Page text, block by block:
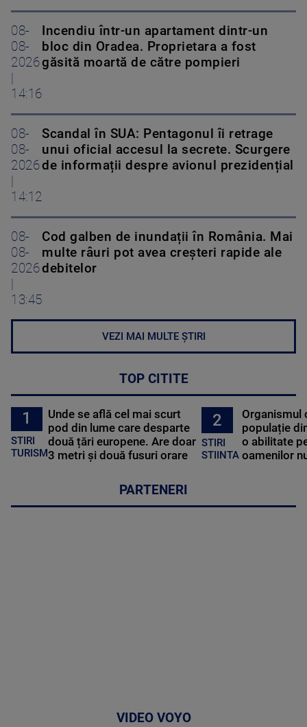
08-
08-
2026
14:16
Incendiu într-un apartament dintr-un
bloc din Oradea. Proprietara a fost
găsită moartă de către pompieri
08-
08-
2026
14:12
Scandal în SUA: Pentagonul îi retrage
unui oficial accesul la secrete. Scurgere
de informații despre avionul prezidențial
08-
08-
2026
13:45
Cod galben de inundații în România. Mai
multe râuri pot avea creșteri rapide ale
debitelor
VEZI MAI MULTE ȘTIRI
TOP CITITE
1
STIRI
TURISM
Unde se află cel mai scurt
pod din lume care desparte
două țări europene. Are doar
3 metri și două fusuri orare
2
STIRI
STIINTA
Organismul
populație
o abilitate
oamenilor
PARTENERI
VIDEO VOYO